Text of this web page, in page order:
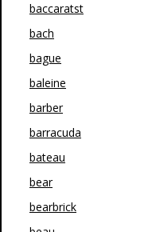
baccaratst
bach
bague
baleine
barber
barracuda
bateau
bear
bearbrick